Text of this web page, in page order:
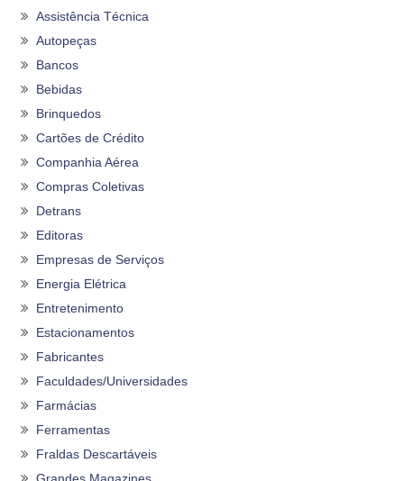
Assistência Técnica
Autopeças
Bancos
Bebidas
Brinquedos
Cartões de Crédito
Companhia Aérea
Compras Coletivas
Detrans
Editoras
Empresas de Serviços
Energia Elétrica
Entretenimento
Estacionamentos
Fabricantes
Faculdades/Universidades
Farmácias
Ferramentas
Fraldas Descartáveis